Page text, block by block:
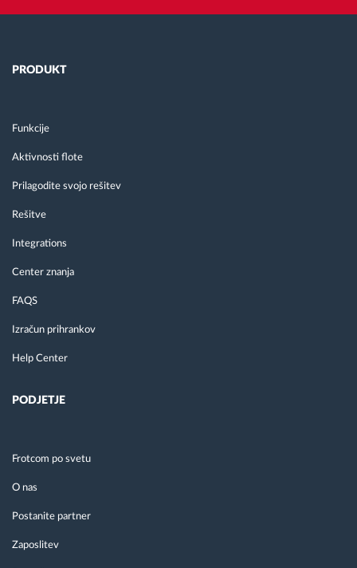
PRODUKT
Funkcije
Aktivnosti flote
Prilagodite svojo rešitev
Rešitve
Integrations
Center znanja
FAQS
Izračun prihrankov
Help Center
PODJETJE
Frotcom po svetu
O nas
Postanite partner
Zaposlitev